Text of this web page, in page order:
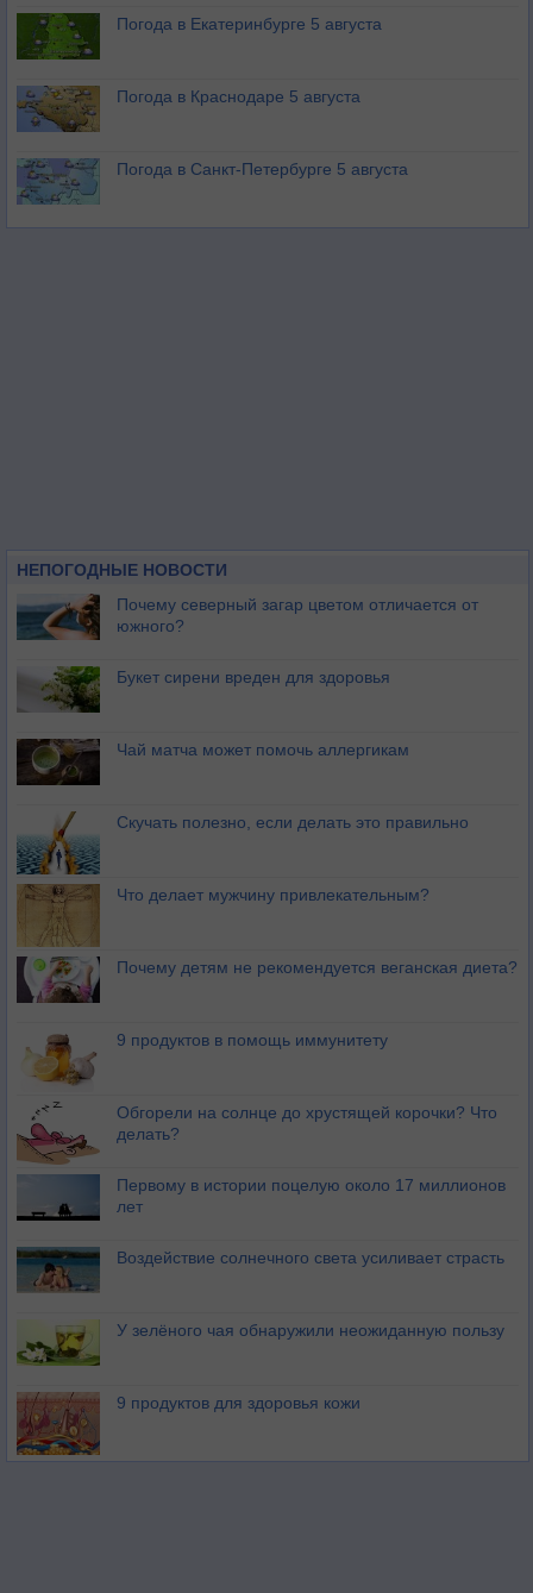
Погода в Екатеринбурге 5 августа
Погода в Краснодаре 5 августа
Погода в Санкт-Петербурге 5 августа
НЕПОГОДНЫЕ НОВОСТИ
Почему северный загар цветом отличается от
южного?
Букет сирени вреден для здоровья
Чай матча может помочь аллергикам
Скучать полезно, если делать это правильно
Что делает мужчину привлекательным?
Почему детям не рекомендуется веганская диета?
9 продуктов в помощь иммунитету
Обгорели на солнце до хрустящей корочки? Что
делать?
Первому в истории поцелую около 17 миллионов
лет
Воздействие солнечного света усиливает страсть
У зелёного чая обнаружили неожиданную пользу
9 продуктов для здоровья кожи